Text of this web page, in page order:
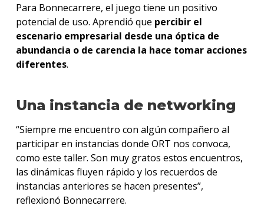
Para Bonnecarrere, el juego tiene un positivo
potencial de uso. Aprendió que percibir el
escenario empresarial desde una óptica de
abundancia o de carencia la hace tomar acciones
diferentes.
Una instancia de networking
“Siempre me encuentro con algún compañero al
participar en instancias donde ORT nos convoca,
como este taller. Son muy gratos estos encuentros,
las dinámicas fluyen rápido y los recuerdos de
instancias anteriores se hacen presentes”,
reflexionó Bonnecarrere.